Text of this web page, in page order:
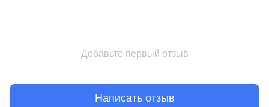
Добавьте первый отзыв
Написать отзыв